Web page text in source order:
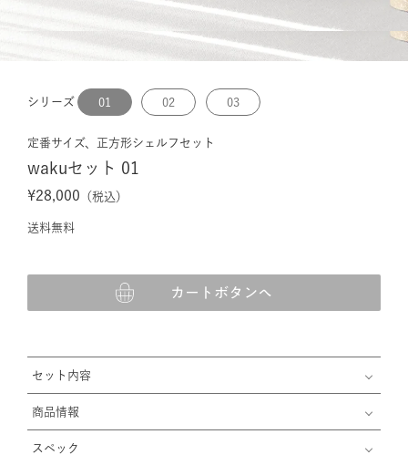
シリーズ 01 02 03
定番サイズ、正方形シェルフセット
wakuセット 01
¥28,000 （税込）
送料無料
カートボタンへ
セット内容
商品情報
スペック